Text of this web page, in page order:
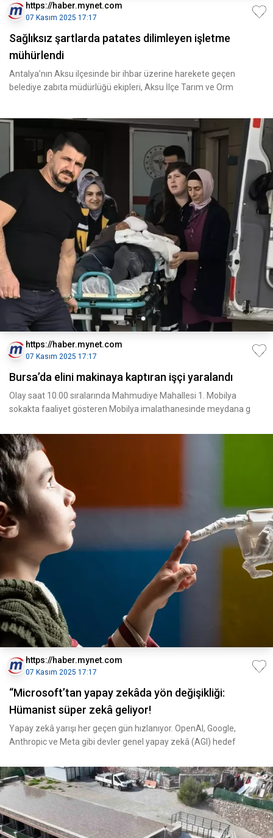
https://haber.mynet.com
07 Kasım 2025 17:17
Sağlıksız şartlarda patates dilimleyen işletme
mühürlendi
Antalya’nın Aksu ilçesinde bir ihbar üzerine harekete geçen
belediye zabıta müdürlüğü ekipleri, Aksu İlçe Tarım ve Orm
https://haber.mynet.com
07 Kasım 2025 17:17
Bursa’da elini makinaya kaptıran işçi yaralandı
Olay saat 10.00 sıralarında Mahmudiye Mahallesi 1. Mobilya
sokakta faaliyet gösteren Mobilya imalathanesinde meydana g
https://haber.mynet.com
07 Kasım 2025 17:17
“Microsoft’tan yapay zekâda yön değişikliği:
Hümanist süper zekâ geliyor!
Yapay zekâ yarışı her geçen gün hızlanıyor. OpenAI, Google,
Anthropic ve Meta gibi devler genel yapay zekâ (AGI) hedef